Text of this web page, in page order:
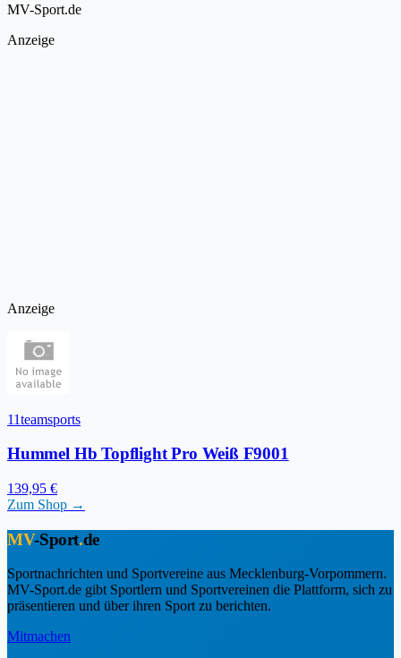
MV-Sport.de
Anzeige
Anzeige
11teamsports
Hummel Hb Topflight Pro Weiß F9001
139,95 €
Zum Shop →
MV-Sport.de
Sportnachrichten und Sportvereine aus Mecklenburg-Vorpommern.
MV-Sport.de gibt Sportlern und Sportvereinen die Plattform, sich zu
präsentieren und über ihren Sport zu berichten.
Mitmachen